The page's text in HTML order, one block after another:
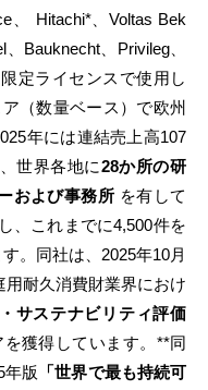
、 Hitachi*、Voltas Bek
Bauknecht、Privileg、
定ライセンスで使用し
（数量ベース）で欧州
年には連結売上高107
世界各地に28か所の研
および事務所 を有して
、これまでに4,500件を
。同社は、2025年10月
耐久消費財業界におけ
サステナビリティ評価
獲得しています。**同
年版 「世界で最も持続可